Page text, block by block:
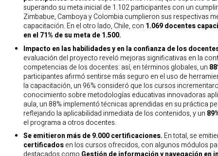
superando su meta inicial de 1.102 participantes con un
Zimbabue, Camboya y Colombia cumplieron sus respectivas
capacitación. En el otro lado, Chile, con 1.069 docentes
en el 71% de su meta de 1.500.
Impacto en las habilidades y en la confianza de los
evaluación del proyecto reveló mejoras significativas en la
competencias de los docentes: así, en términos globales, un
participantes afirmó sentirse más seguro en el uso de
la capacitación, un 96% consideró que los cursos
conocimiento sobre metodologías educativas innovadoras
aula, un 88% implementó técnicas aprendidas en su práctica
reflejando la aplicabilidad inmediata de los contenidos, y un
el programa a otros docentes.
Se emitieron más de 9.000 certificaciones. En total, se
certificadosen los cursos ofrecidos, con algunos módulos